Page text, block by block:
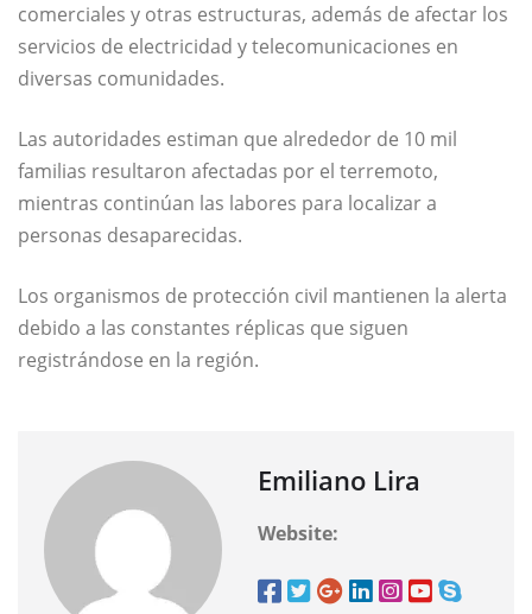
comerciales y otras estructuras, además de afectar los
servicios de electricidad y telecomunicaciones en
diversas comunidades.
Las autoridades estiman que alrededor de 10 mil
familias resultaron afectadas por el terremoto,
mientras continúan las labores para localizar a
personas desaparecidas.
Los organismos de protección civil mantienen la alerta
debido a las constantes réplicas que siguen
registrándose en la región.
Emiliano Lira
Website: